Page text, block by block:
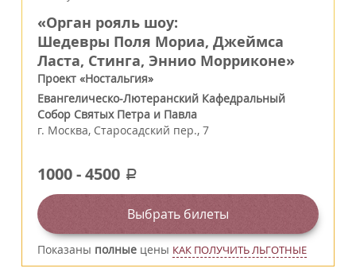
«Орган рояль шоу:
Шедевры Поля Мориа, Джеймса
Ласта, Стинга, Эннио Морриконе»
Проект «Ностальгия»
Евангелическо-Лютеранский Кафедральный
Собор Святых Петра и Павла
г. Москва, Старосадский пер., 7
1000-4500 a
Выбрать билеты
Показаны полные цены КАК ПОЛУЧИТЬ ЛЬГОТНЫЕ